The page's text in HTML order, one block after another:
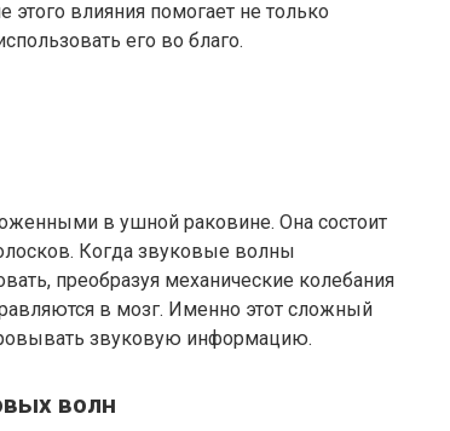
влияния помогает не только
его во благо.
в ушной раковине. Она состоит
Когда звуковые волны
преобразуя механические колебания
в мозг. Именно этот сложный
звуковую информацию.
волн